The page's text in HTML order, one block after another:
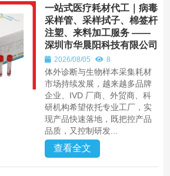
一站式医疗耗材代工｜病毒
采样管、采样拭子、棉签杆
注塑、来料加工服务 ——
深圳市华晨阳科技有限公司
2026/08/05 8
体外诊断与生物样本采集耗材
市场持续发展，越来越多品牌
企业、IVD 厂商、外贸商、科
研机构希望依托专业工厂，实
现产品快速落地，既把控产品
品质，又控制研发...
查看全文